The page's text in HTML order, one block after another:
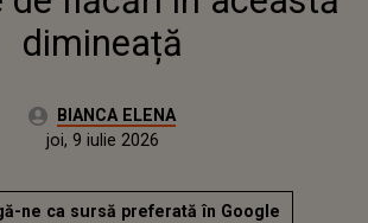
dimineață
Autor:BIANCA ELENA
Actualizat:
joi, 9 iulie 2026
ne ca sursă preferată în Google